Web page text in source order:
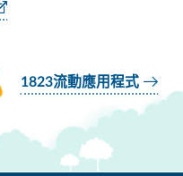
1823流動應用程式